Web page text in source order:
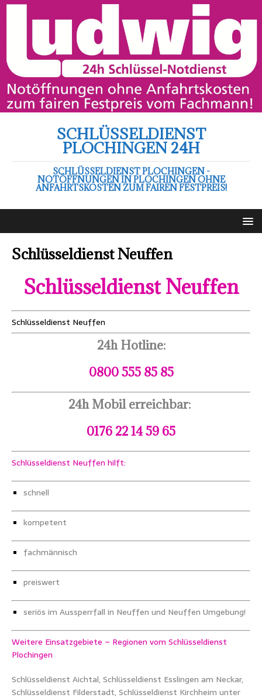
SCHLÜSSELDIENST
PLOCHINGEN 24H
SCHLÜSSELDIENST PLOCHINGEN -
NOTÖFFNUNGEN IN PLOCHINGEN OHNE
ANFAHRTSKOSTEN ZUM FAIREN FESTPREIS!
Schlüsseldienst Neuffen
Schlüsseldienst Neuffen
Schlüsseldienst Neuffen
24h Hotline:
0800 555 85 85
24h Mobil erreichbar:
0176 22 14 59 65
Schlüsseldienst Neuffen hilft:
schnell
kompetent
fachmännisch
preiswert
seriös im Aussperrfall in Neuffen und Neuffen Umgebung!
Weitere Einsatzgebiete – Regionen vom Schlüsseldienst
Plochingen
Schlüsseldienst Aichtal, Schlüsseldienst Esslingen am Neckar,
Schlüsseldienst Filderstadt, Schlüsseldienst Kirchheim unter